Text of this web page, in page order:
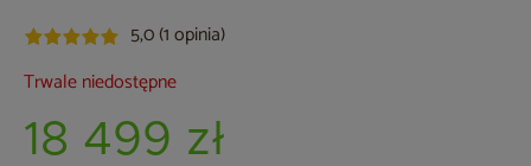
5,0 (1 opinia)
Trwale niedostępne
18 499 zł